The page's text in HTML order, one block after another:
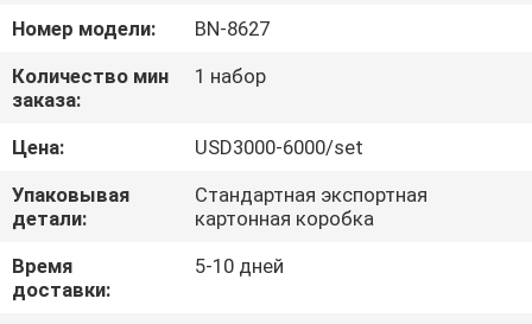
ПУТЕШЕСТВИЕ
ФАБРИКИ
ПРОВЕРКА
КАЧЕСТВА
СВЯЖИТЕСЬ
МЫ
Номер модели:
BN-8627
Количество мин
заказа:
1 набор
Цена:
USD3000-6000/set
Упаковывая
детали:
Стандартная экспортная
картонная коробка
Время
доставки:
5-10 дней